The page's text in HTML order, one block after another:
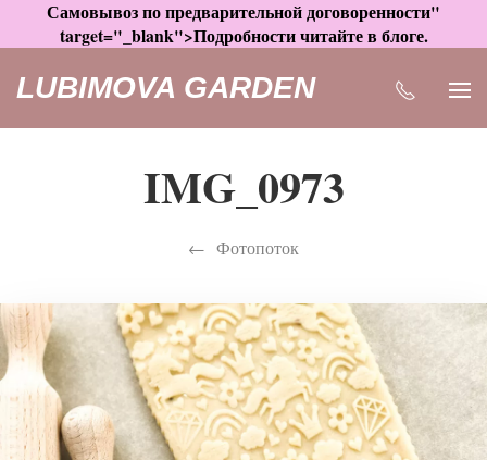
Самовывоз по предварительной договоренности"
target="_blank">Подробности читайте в блоге.
LUBIMOVA GARDEN
IMG_0973
Фотопоток